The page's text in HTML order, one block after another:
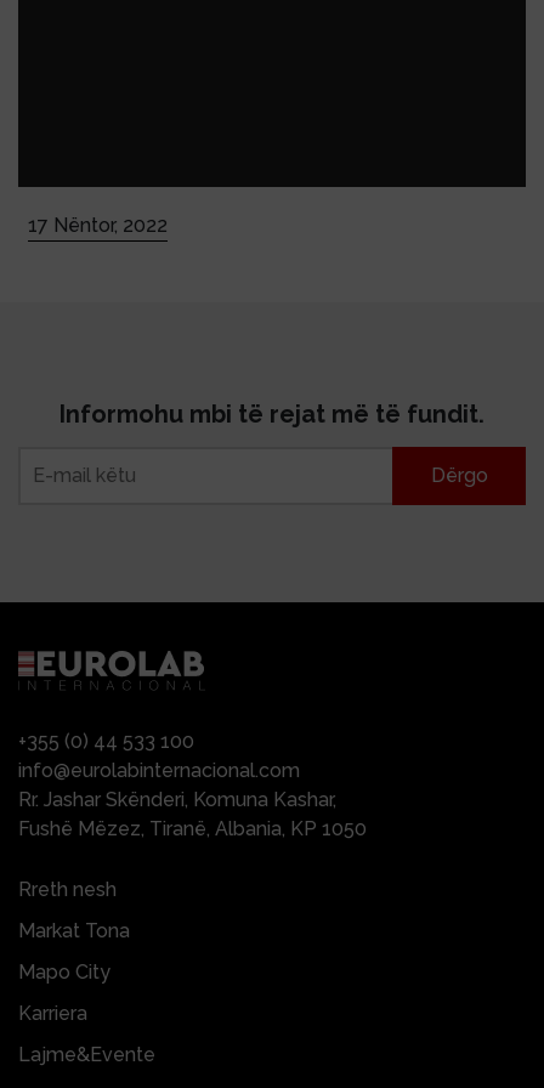
17 Nëntor, 2022
Informohu mbi të rejat më të fundit.
+355 (0) 44 533 100
info@eurolabinternacional.com
Rr. Jashar Skënderi, Komuna Kashar,
Fushë Mëzez, Tiranë, Albania, KP 1050
Rreth nesh
Markat Tona
Mapo City
Karriera
Lajme&Evente